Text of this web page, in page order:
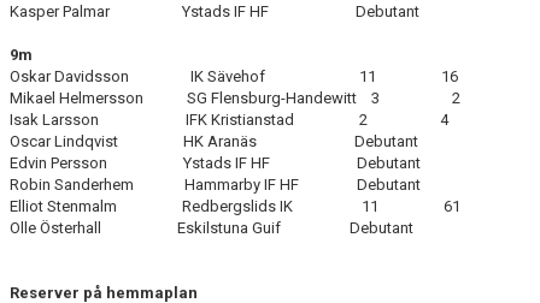
Kasper Palmar Ystads IF HF Debutant
9m
Oskar Davidsson IK Sävehof 11 16
Mikael Helmersson SG Flensburg-Handewitt 3 2
Isak Larsson IFK Kristianstad 2 4
Oscar Lindqvist HK Aranäs Debutant
Edvin Persson Ystads IF HF Debutant
Robin Sanderhem Hammarby IF HF Debutant
Elliot Stenmalm Redbergslids IK 11 61
Olle Österhall Eskilstuna Guif Debutant
Reserver på hemmaplan